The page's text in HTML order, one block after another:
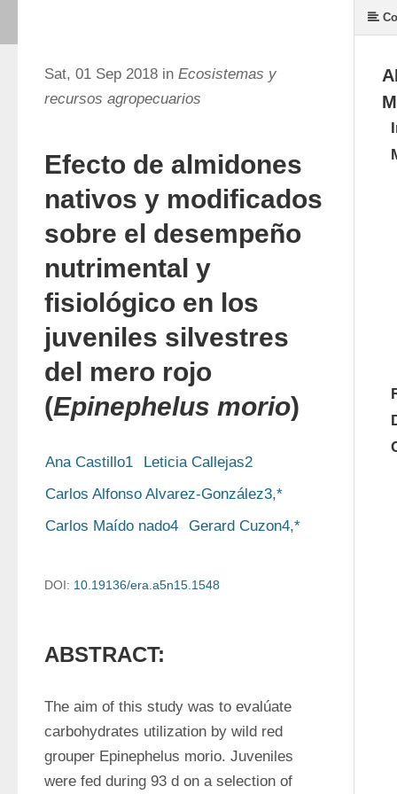
Sat, 01 Sep 2018 in Ecosistemas y
recursos agropecuarios
Efecto de almidones
nativos y modificados
sobre el desempeño
nutrimental y
fisiológico en los
juveniles silvestres
del mero rojo
(Epinephelus morio)
Ana Castillo1
Leticia Callejas2
Carlos Alfonso Alvarez-González3,*
Carlos Maído nado4
Gerard Cuzon4,*
DOI: 10.19136/era.a5n15.1548
ABSTRACT:
The aim of this study was to evalúate
carbohydrates utilization by wild red
grouper Epinephelus morio. Juveniles
were fed during 93 d on a selection of